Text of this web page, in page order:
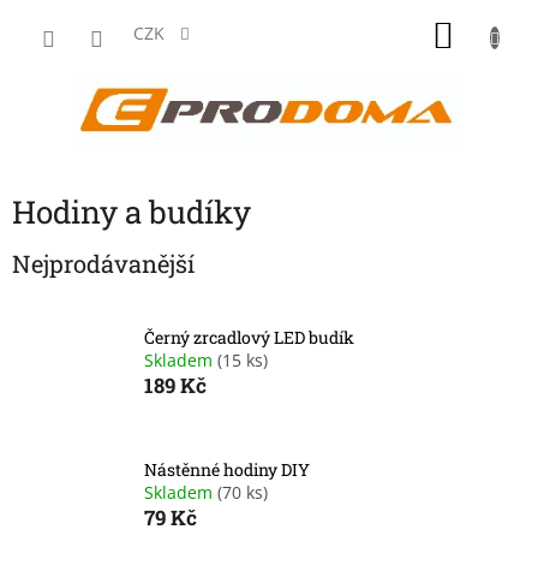
CZK
Hodiny a budíky
Nejprodávanější
Černý zrcadlový LED budík
Skladem (15 ks)
189 Kč
Nástěnné hodiny DIY
Skladem (70 ks)
79 Kč